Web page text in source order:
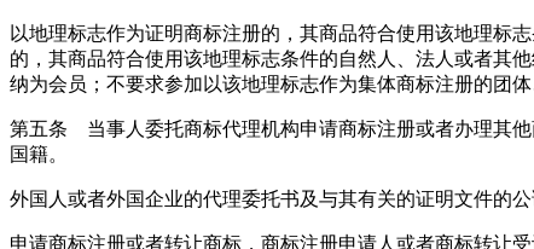
以地理标志作为证明商标注册的，其商品符合使用该地理标
的，其商品符合使用该地理标志条件的自然人、法人或者其
纳为会员；不要求参加以该地理标志作为集体商标注册的团
第五条 当事人委托商标代理机构申请商标注册或者办理其
国籍。
外国人或者外国企业的代理委托书及与其有关的证明文件的
申请商标注册或者转让商标，商标注册申请人或者商标转让